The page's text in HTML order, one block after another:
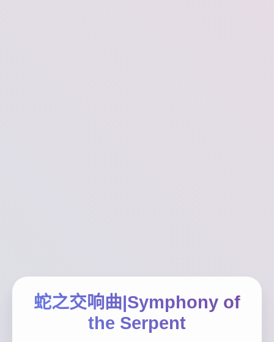
蛇之交响曲|Symphony of
the Serpent